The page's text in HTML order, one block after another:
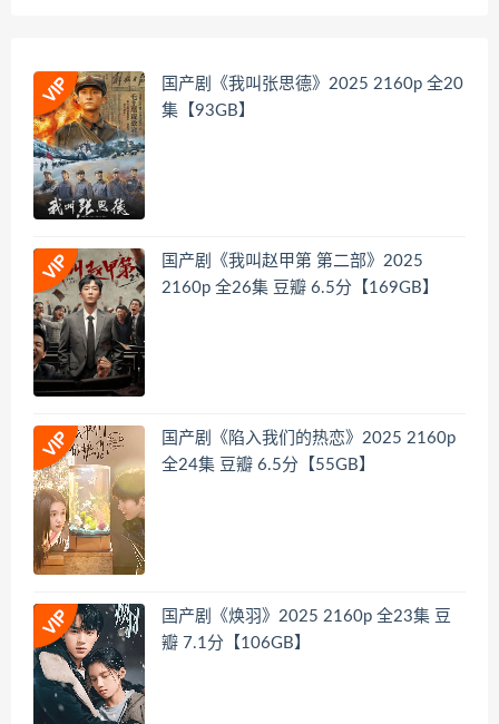
国产剧《我叫张思德》2025 2160p 全20
集【93GB】
国产剧《我叫赵甲第 第二部》2025
2160p 全26集 豆瓣 6.5分【169GB】
国产剧《陷入我们的热恋》2025 2160p
全24集 豆瓣 6.5分【55GB】
国产剧《焕羽》2025 2160p 全23集 豆
瓣 7.1分【106GB】